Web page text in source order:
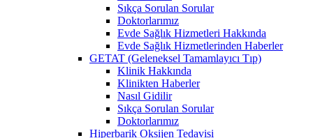
Sıkça Sorulan Sorular
Doktorlarımız
Evde Sağlık Hizmetleri Hakkında
Evde Sağlık Hizmetlerinden Haberler
GETAT (Geleneksel Tamamlayıcı Tıp)
Klinik Hakkında
Klinikten Haberler
Nasıl Gidilir
Sıkça Sorulan Sorular
Doktorlarımız
Hiperbarik Oksijen Tedavisi